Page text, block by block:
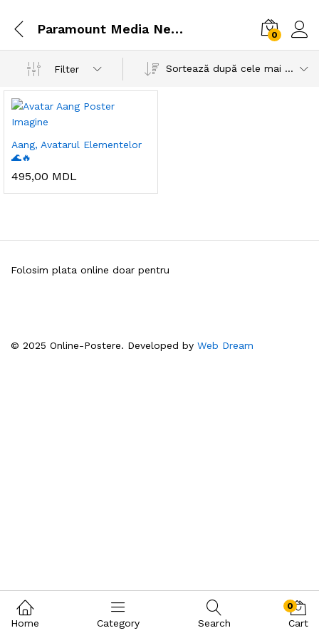
Paramount Media Networks 0
Filter Sortează după cele mai recente
Aang, Avatarul Elementelor
🌊🔥
495,00 MDL
© 2025 Online-Postere. Developed by Web Dream
Folosim plata online doar pentru
Home Category Search
0
Cart